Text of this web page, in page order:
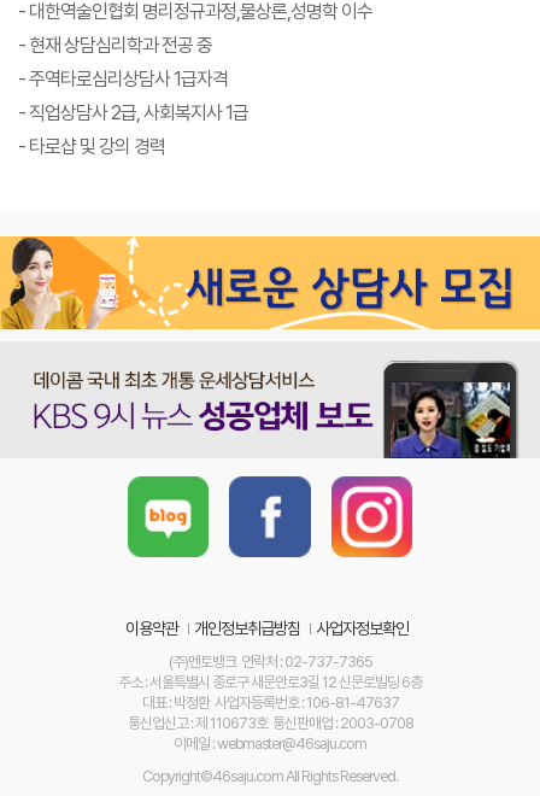
- 대한역술인협회 명리정규과정,물상론,성명학 이수
- 현재 상담심리학과 전공 중
- 주역타로심리상담사 1급자격
- 직업상담사 2급, 사회복지사 1급
- 타로샵 및 강의 경력
이용약관 개인정보취급방침 사업자정보확인
(주)멘토뱅크 연락처 : 02-737-7365
주소 : 서울특별시 종로구 새문안로3길 12 신문로빌딩 6층
대표 : 박정환 사업자등록번호 : 106-81-47637
통신업신고 : 제 110673호 통신판매업 : 2003-0708
이메일 : webmaster@46saju.com
Copyright©46saju.com All Rights Reserved.